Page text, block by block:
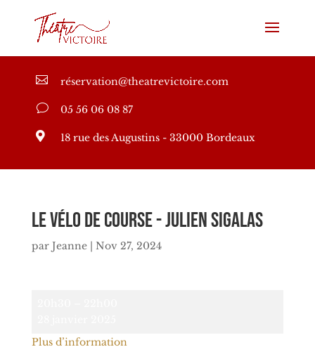
 réservation@theatrevictoire.com
v 05 56 06 08 87
 18 rue des Augustins - 33000 Bordeaux
Le Vélo de course - Julien SIGALAS
par Jeanne| Nov 27, 2024
course
Plus d’information